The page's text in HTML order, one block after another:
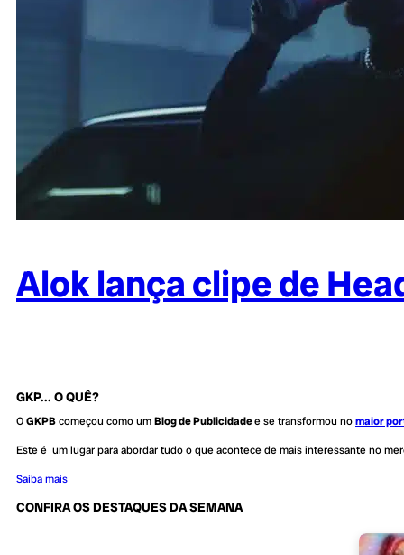
Alok lança clipe de
GKP... O QUÊ?
OGKPBcomeçou como umBlog de Publicidadee se transformou nomaior
Este é um lugar para abordar tudo o que acontece de mais interessante no
Saiba mais
CONFIRA OS DESTAQUES DA SEMANA